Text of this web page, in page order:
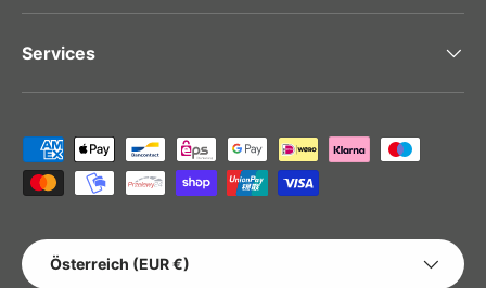
Services
Zahlungsmethoden
LAND/REGION
Österreich (EUR €)